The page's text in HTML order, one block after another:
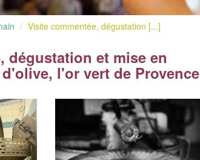
Visite commentée, dégustation [...]
dégustation et mise en
l'or vert de Provence